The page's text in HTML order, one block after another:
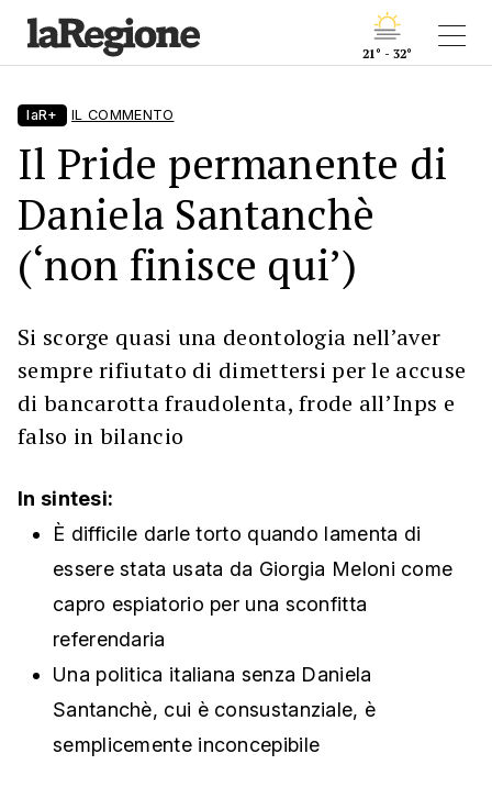
21° - 32°
laR+ IL COMMENTO
Il Pride permanente di
Daniela Santanchè
(‘non finisce qui’)
Si scorge quasi una deontologia nell’aver
sempre rifiutato di dimettersi per le accuse
di bancarotta fraudolenta, frode all’Inps e
falso in bilancio
In sintesi:
È difficile darle torto quando lamenta di
essere stata usata da Giorgia Meloni come
capro espiatorio per una sconfitta
referendaria
Una politica italiana senza Daniela
Santanchè, cui è consustanziale, è
semplicemente inconcepibile